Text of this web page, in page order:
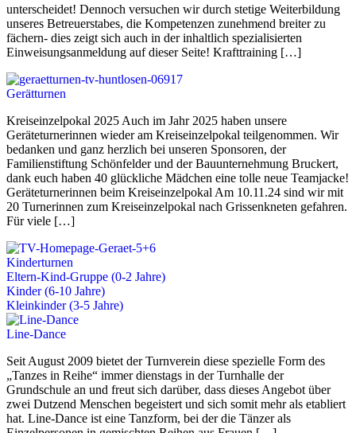
unterscheidet! Dennoch versuchen wir durch stetige Weiterbildung
unseres Betreuerstabes, die Kompetenzen zunehmend breiter zu
fächern- dies zeigt sich auch in der inhaltlich spezialisierten
Einweisungsanmeldung auf dieser Seite! Krafttraining […]
Gerätturnen
Kreiseinzelpokal 2025 Auch im Jahr 2025 haben unsere
Geräteturnerinnen wieder am Kreiseinzelpokal teilgenommen. Wir
bedanken und ganz herzlich bei unseren Sponsoren, der
Familienstiftung Schönfelder und der Bauunternehmung Bruckert,
dank euch haben 40 glückliche Mädchen eine tolle neue Teamjacke!
Geräteturnerinnen beim Kreiseinzelpokal Am 10.11.24 sind wir mit
20 Turnerinnen zum Kreiseinzelpokal nach Grissenkneten gefahren.
Für viele […]
Kinderturnen
Eltern-Kind-Gruppe (0-2 Jahre)
Kinder (6-10 Jahre)
Kleinkinder (3-5 Jahre)
Line-Dance
Seit August 2009 bietet der Turnverein diese spezielle Form des
„Tanzes in Reihe“ immer dienstags in der Turnhalle der
Grundschule an und freut sich darüber, dass dieses Angebot über
zwei Dutzend Menschen begeistert und sich somit mehr als etabliert
hat. Line-Dance ist eine Tanzform, bei der die Tänzer als